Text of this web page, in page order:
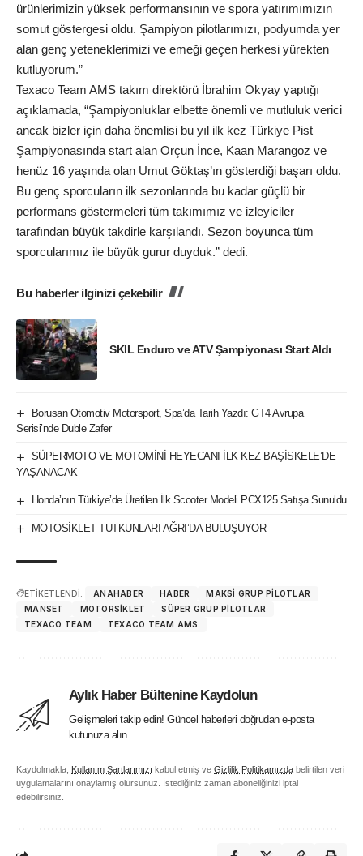
ürünlerimizin yüksek performansının ve spora yatırımımızın
somut göstergesi oldu. Şampiyon pilotlarımızı, podyumda yer
alan genç yeteneklerimizi ve emeği geçen herkesi yürekten
kutluyorum.”
Texaco Team AMS takım direktörü İbrahim Okyay yaptığı
açıklamada, “Şampiyonluklar elbette önemli ve mutluluk verici
ancak bizler için daha önemlisi bu yıl ilk kez Türkiye Pist
Şampiyonasında start alan Orçun İnce, Kaan Marangoz ve
henüz 16 yaşında olan Umut Göktaş’ın gösterdiği başarı oldu.
Bu genç sporcuların ilk sezonlarında bu kadar güçlü bir
performans göstermeleri tüm takımımız ve izleyiciler
tarafından büyük takdirle karşılandı. Sezon boyunca tüm
sporcularımız ile büyük gurur duyduk.” dedi.
Bu haberler ilginizi çekebilir
SKIL Enduro ve ATV Şampiyonası Start Aldı
Borusan Otomotiv Motorsport, Spa’da Tarih Yazdı: GT4 Avrupa
Serisi’nde Duble Zafer
SÜPERMOTO VE MOTOMİNİ HEYECANI İLK KEZ BAŞİSKELE’DE
YAŞANACAK
Honda’nın Türkiye’de Üretilen İlk Scooter Modeli PCX125 Satışa Sunuldu
MOTOSİKLET TUTKUNLARI AĞRI’DA BULUŞUYOR
ETİKETLENDİ: ANAHABER HABER
MAKSI GRUP PILOTLAR
MANSET
MOTORSIKLET
SÜPER GRUP PILOTLAR
TEXACO TEAM
TEXACO TEAM AMS
Aylık Haber Bültenine Kaydolun
Gelişmeleri takip edin! Güncel haberleri doğrudan e-posta
kutunuza alın.
Kaydolmakla, Kullanım Şartlarımızı kabul etmiş ve Gizlilik Politikamızda belirtilen veri
uygulamalarını onaylamış olursunuz. İstediğiniz zaman aboneliğinizi iptal
edebilirsiniz.